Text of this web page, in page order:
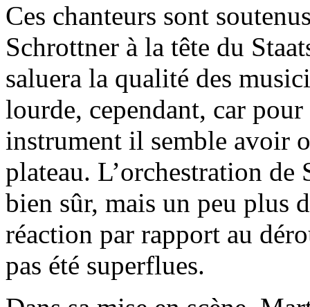
Ces chanteurs sont
Schrottner à la tête du
saluera la qualité des
lourde, cependant, car
instrument il semble avoir
plateau. L’orchestration de
bien sûr, mais un peu plus
réaction par rapport au
pas été superflues.